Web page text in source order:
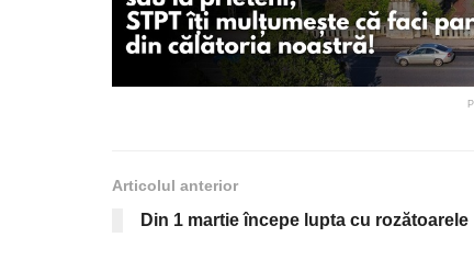
Articolul anterior
Din 1 martie începe lupta cu rozătoarele